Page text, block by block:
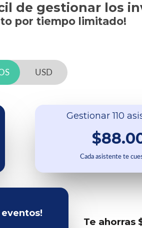
de gestionar los
por tiempo limitado!
USD
Gestionar 110
Cada asistente te
Te ahorras